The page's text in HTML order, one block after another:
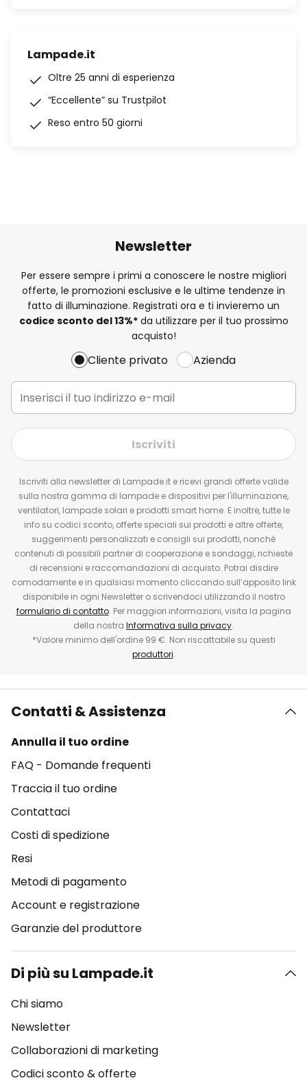
Lampade.it
Oltre 25 anni di esperienza
“Eccellente” su Trustpilot
Reso entro 50 giorni
Newsletter
Per essere sempre i primi a conoscere le nostre migliori
offerte, le promozioni esclusive e le ultime tendenze in
fatto di illuminazione. Registrati ora e ti invieremo un
codice sconto del13%*da utilizzare per il tuo prossimo
acquisto!
Cliente privato Azienda
Iscriviti
Iscriviti alla newsletter di Lampade.it e ricevi grandi offerte valide
sulla nostra gamma di lampade e dispositivi per l'illuminazione,
ventilatori, lampade solari e prodotti smart home. E inoltre, tutte le
info su codici sconto, offerte speciali sui prodotti e altre offerte,
suggerimenti personalizzati e consigli sui prodotti, nonché
contenuti di possibili partner di cooperazione e sondaggi, richieste
di recensioni e raccomandazioni di acquisto. Potrai disdire
comodamente e in qualsiasi momento cliccando sull’apposito link
disponibile in ogni Newsletter o scrivendoci utilizzando il nostro
formulario di contatto. Per maggiori informazioni, visita la pagina
della nostra Informativa sulla privacy.
*Valore minimo dell'ordine 99 €. Non riscattabile su questi
produttori.
Contatti & Assistenza
Annulla il tuo ordine
FAQ - Domande frequenti
Traccia il tuo ordine
Contattaci
Costi di spedizione
Resi
Metodi di pagamento
Account e registrazione
Garanzie del produttore
Di più su Lampade.it
Chi siamo
Newsletter
Collaborazioni di marketing
Codici sconto & offerte